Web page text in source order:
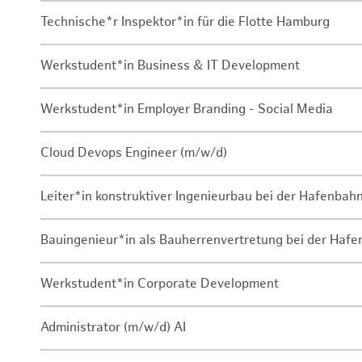
Technische*r Inspektor*in für die Flotte Hamburg
Werkstudent*in Business & IT Development
Werkstudent*in Employer Branding - Social Media
Cloud Devops Engineer (m/w/d)
Leiter*in konstruktiver Ingenieurbau bei der Hafenbahn
Bauingenieur*in als Bauherrenvertretung bei der
Werkstudent*in Corporate Development
Administrator (m/w/d) AI